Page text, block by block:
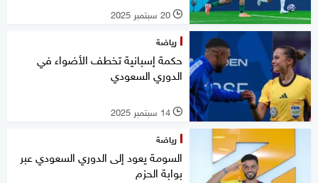
l 20 سبتمبر 2025
رياضة
حكمة إسبانية تخطف الأضواء في
الدوري السعودي
l 14 سبتمبر 2025
رياضة
السومة يعود إلى الدوري السعودي عبر
بوابة الحزم